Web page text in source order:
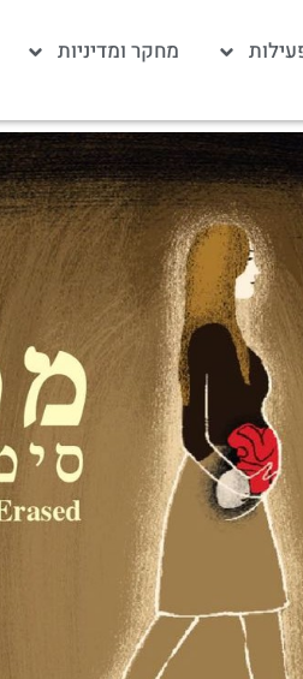
מחקר ומדיניות